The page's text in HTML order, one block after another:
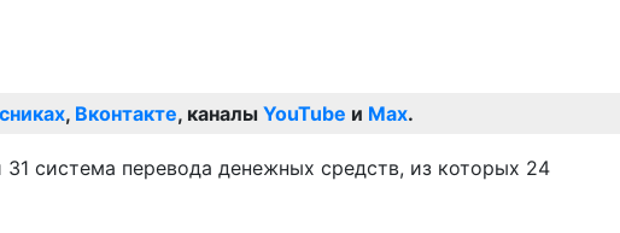
, Вконтакте, каналы YouTube и Max.
система перевода денежных средств, из которых 24